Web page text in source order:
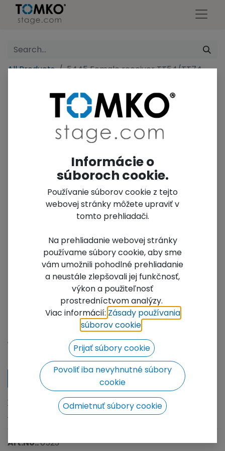
All Products 5445 Female receiver TT54/TT74
5445 Female receiver
TT54/TT74
Not Available For Sale
Add to wishlist
Contact Us
We will be happy to prepare a price offer for you, click
to go to the contact form.
Art.No.:0523
Informácie o
súboroch cookie.
Používanie súborov cookie z tejto
webovej stránky môžete upraviť v
tomto prehliadači.
Na prehliadanie webovej stránky
používame súbory cookie, aby sme
vám umožnili pohodlné prehliadanie
a neustále zlepšovali jej funkčnosť,
výkon a použiteľnosť
prostredníctvom analýzy.
Viac informácií: Zásady používania
súborov cookie​.
Prijať súbory cookie
Povoliť iba nevyhnutné súbory
cookie
Odmietnuť súbory cookie